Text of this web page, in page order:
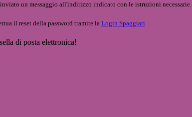
un messaggio all'indirizzo indicato con le istruzioni necessarie.
il reset della password tramite la Login Spaggiari
di posta elettronica!